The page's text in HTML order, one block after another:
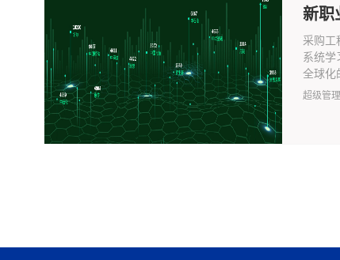
新职
采购工
系统学
全球化
超级管